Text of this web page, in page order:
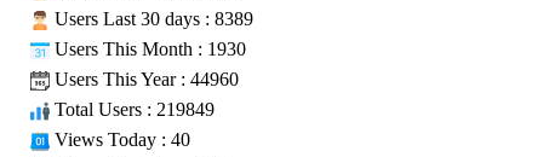
Users Last 30 days : 8389
Users This Month : 1930
Users This Year : 44960
Total Users : 219849
Views Today : 40